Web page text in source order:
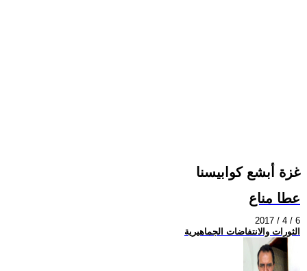
غزة أبشع كوابيسنا
عطا مناع
2017 / 4 / 6
الثورات والانتفاضات الجماهيرية